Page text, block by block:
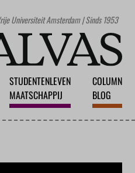
Universiteit Amsterdam | Sinds 1953
STUDENTENLEVEN
MAATSCHAPPIJ
COLUMN
BLOG